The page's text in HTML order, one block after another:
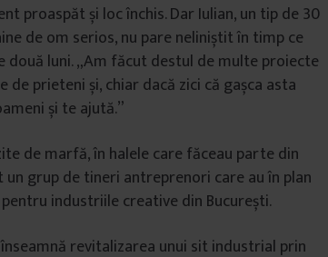
proaspăt și loc închis. Dar Iulian, un tip de 30
de om serios, nu pare neliniștit în timp ce
luni. „Am făcut destul de multe proiecte
prieteni și, chiar dacă zici că gașca asta
și te ajută.”
de marfă, în halele care făceau parte din
grup de tineri antreprenori care au în plan
industriile creative din București.
revitalizarea unui sit industrial prin